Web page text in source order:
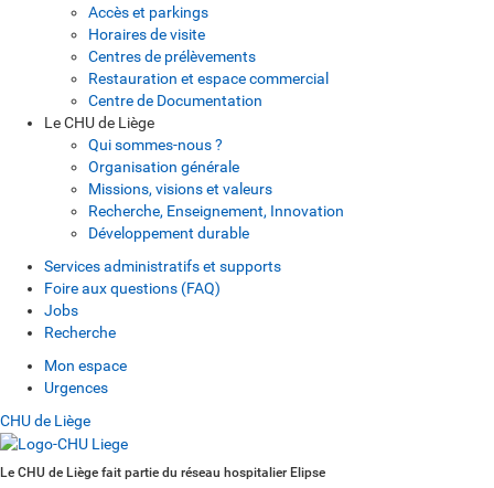
Accès et parkings
Horaires de visite
Centres de prélèvements
Restauration et espace commercial
Centre de Documentation
Le CHU de Liège
Qui sommes-nous ?
Organisation générale
Missions, visions et valeurs
Recherche, Enseignement, Innovation
Développement durable
Services administratifs et supports
Foire aux questions (FAQ)
Jobs
Recherche
Mon espace
Urgences
CHU de Liège
Le CHU de Liège fait partie du réseau hospitalier Elipse